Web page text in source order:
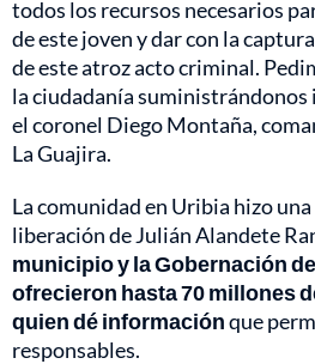
todos los recursos necesarios
de este joven y dar con la
de este atroz acto criminal.
la ciudadanía suministrándonos
el coronel Diego Montaña,
La Guajira.
La comunidad en Uribia hizo
liberación de Julián Alandete
municipio y la Gobernación
ofrecieron hasta 70 millones
quien dé informaciónque
responsables.